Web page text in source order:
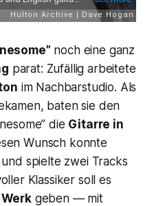
noch eine ganz
parat: Zufällig arbeitete
im Nachbarstudio. Als
baten sie den
die Gitarre in
Wunsch konnte
spielte zwei Tracks
Klassiker soll es
geben — mit